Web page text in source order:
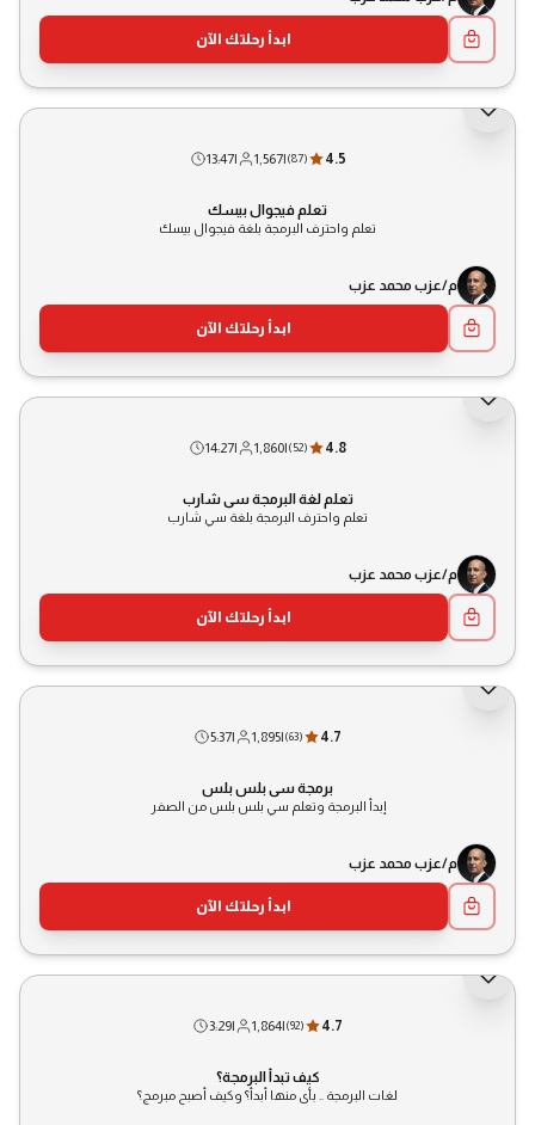
ابدأ رحلتك الآن
4.5
(87)
|
1,567
|
13:47
تعلم فيجوال بيسك
تعلم واحترف البرمجة بلغة فيجوال بيسك
م/عزب محمد عزب
ابدأ رحلتك الآن
4.8
(52)
|
1,860
|
14:27
تعلم لغة البرمجة سي شارب
تعلم واحترف البرمجة بلغة سي شارب
م/عزب محمد عزب
ابدأ رحلتك الآن
4.7
(63)
|
1,895
|
5:37
برمجة سي بلس بلس
إبدأ البرمجة وتعلم سي بلس بلس من الصفر
م/عزب محمد عزب
ابدأ رحلتك الآن
4.7
(92)
|
1,864
|
3:29
كيف تبدأ البرمجة؟
لغات البرمجة .. بأى منها أبدأ؟ وكيف أصبح مبرمج؟